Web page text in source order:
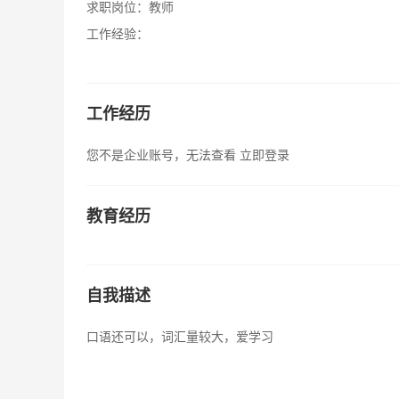
求职岗位： 教师
工作经验：
工作经历
您不是企业账号，无法查看 立即登录
教育经历
自我描述
口语还可以，词汇量较大，爱学习